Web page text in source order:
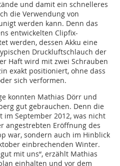
und damit ein schnelleres
die Verwendung von
werden kann. Denn das
entwickelten Clipfix-
werden, dessen Akku eine
Druckluftschlauch der
Haft wird mit zwei Schrauben
exakt positioniert, ohne dass
sich verformen.
konnten Mathias Dörr und
gut gebrauchen. Denn die
im September 2012, was nicht
angestrebten Eröffnung des
war, sondern auch im Hinblick
einbrechenden Winter.
mit uns“, erzählt Mathias
einhalten und vor dem